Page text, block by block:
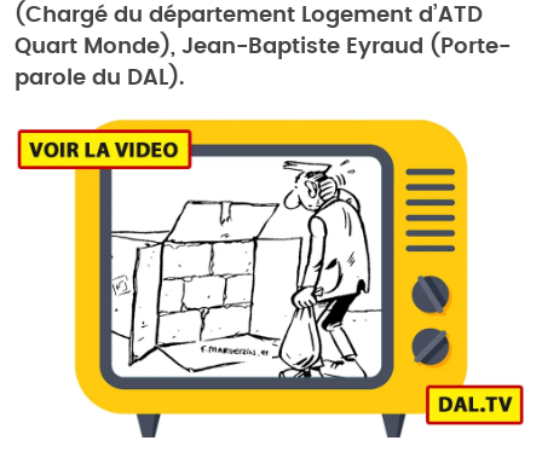
(Chargé du département Logement d’ATD
Quart Monde), Jean-Baptiste Eyraud (Porte-
parole du DAL).